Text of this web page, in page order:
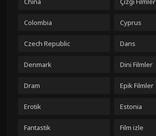
Colombia Cyprus
Czech Republic Dans
Denmark Dini Filmler
Dram Epik Filmler
Erotik Estonia
Fantastik Film izle